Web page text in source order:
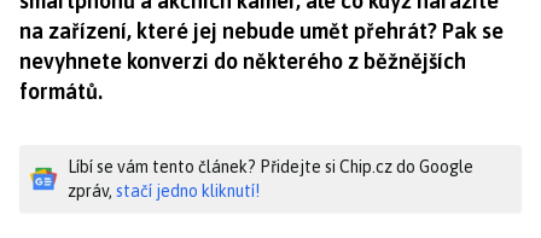
na zařízení, které jej nebude umět přehrát? Pak se
nevyhnete konverzi do některého z běžnějších
formátů.
Líbí se vám tento článek? Přidejte si Chip.cz do Google
zpráv, stačí jedno kliknutí!